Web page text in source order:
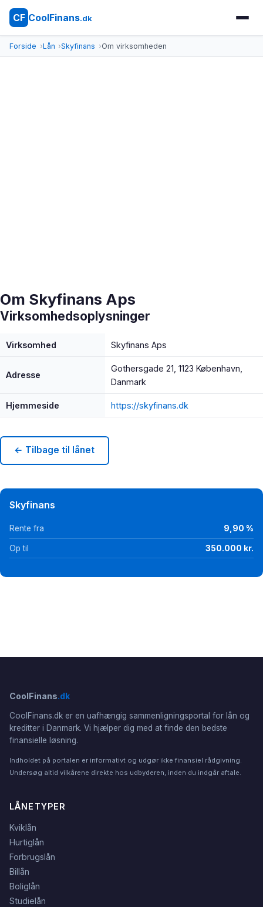
CF CoolFinans.dk
Forside Lån Skyfinans Om virksomheden
Om Skyfinans Aps
Virksomhedsoplysninger
Virksomhed Skyfinans Aps
Adresse
Gothersgade 21, 1123 København,
Danmark
Hjemmeside https://skyfinans.dk
← Tilbage til lånet
Skyfinans
Rente fra 9,90 %
Op til 350.000 kr.
CoolFinans.dk
CoolFinans.dk er en uafhængig sammenligningsportal for lån og
kreditter i Danmark. Vi hjælper dig med at finde den bedste
finansielle løsning.
Indholdet på portalen er informativt og udgør ikke finansiel rådgivning.
Undersøg altid vilkårene direkte hos udbyderen, inden du indgår aftale.
LÅNETYPER
Kviklån
Hurtiglån
Forbrugslån
Billån
Boliglån
Studielån